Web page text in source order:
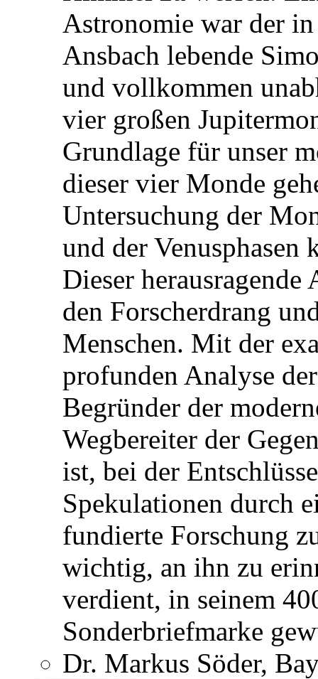
Astronomie war der
Ansbach lebende
und vollkommen
vier großen
Grundlage für unser
dieser vier Monde
Untersuchung der
und der Venusphasen
Dieser
den Forscherdrang
Menschen. Mit der
profunden Analyse
Begründer der
Wegbereiter der
ist, bei der
Spekulationen durch
fundierte Forschung
wichtig, an ihn zu
verdient, in seinem
Sonderbriefmarke
Dr. Markus Söder,